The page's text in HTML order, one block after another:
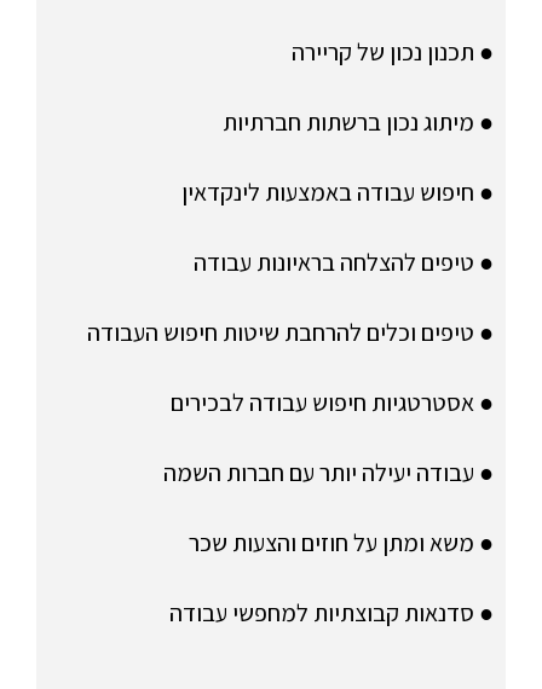
● תכנון נכון של קריירה
● מיתוג נכון ברשתות חברתיות
● חיפוש עבודה באמצעות לינקדאין
● טיפים להצלחה בראיונות עבודה
● טיפים וכלים להרחבת שיטות חיפוש העבודה
● אסטרטגיות חיפוש עבודה לבכירים
● עבודה יעילה יותר עם חברות השמה
● משא ומתן על חוזים והצעות שכר
● סדנאות קבוצתיות למחפשי עבודה